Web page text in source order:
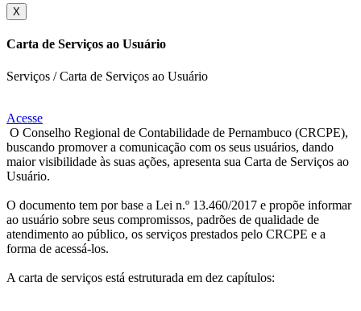
X
Carta de Serviços ao Usuário
Serviços / Carta de Serviços ao Usuário
Acesse
O Conselho Regional de Contabilidade de Pernambuco (CRCPE),
buscando promover a comunicação com os seus usuários, dando
maior visibilidade às suas ações, apresenta sua Carta de Serviços ao
Usuário.
O documento tem por base a Lei n.º 13.460/2017 e propõe informar
ao usuário sobre seus compromissos, padrões de qualidade de
atendimento ao público, os serviços prestados pelo CRCPE e a
forma de acessá-los.
A carta de serviços está estruturada em dez capítulos: